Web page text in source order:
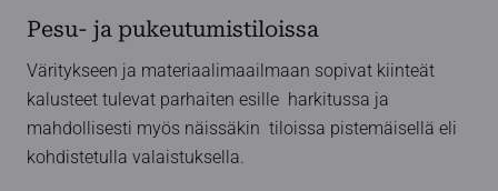
Pesu- ja pukeutumistiloissa
Väritykseen ja materiaalimaailmaan sopivat kiinteät
kalusteet tulevat parhaiten esille harkitussa ja
mahdollisesti myös näissäkin tiloissa pistemäisellä eli
kohdistetulla valaistuksella.